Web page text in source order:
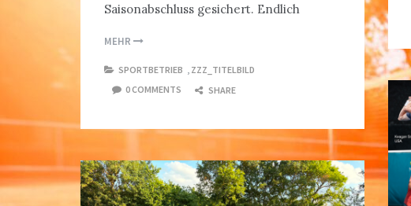
Saisonabschluss gesichert. Endlich
MEHR
SPORTBETRIEB
ZZZ_TITELBILD
0 COMMENTS
SHARE